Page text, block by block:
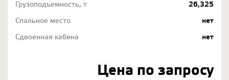
Грузоподъемность, т
26,325
Спальное место
нет
Сдвоенная кабина
нет
Цена по запросу